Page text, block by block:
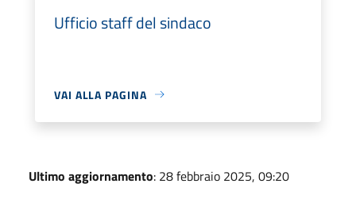
Ufficio staff del sindaco
VAI ALLA PAGINA
Ultimo aggiornamento: 28 febbraio 2025, 09:20